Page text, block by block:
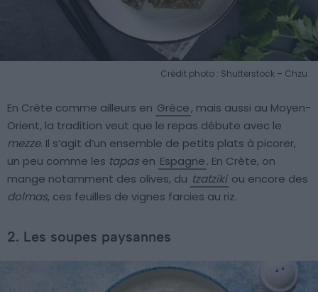
Crédit photo : Shutterstock – Chzu
En Crète comme ailleurs en Grèce, mais aussi au Moyen-
Orient, la tradition veut que le repas débute avec le
mezze. Il s’agit d’un ensemble de petits plats à picorer,
un peu comme les tapas en Espagne. En Crète, on
mange notamment des olives, du tzatziki ou encore des
dolmas, ces feuilles de vignes farcies au riz.
2. Les soupes paysannes